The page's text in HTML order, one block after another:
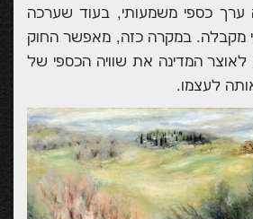
ערך כספי משמעותי, בעוד שערכה
מקבלה. במקרה כזה, מאפשר החוק
המדינה את שוויה הכספי של
לעצמו.